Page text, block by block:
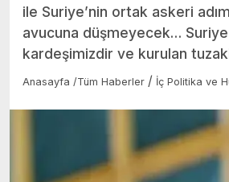
ile Suriye’nin ortak askeri
avucuna düşmeyecek…
kardeşimizdir ve kurulan
Anasayfa /Tüm Haberler / İç Politika ve